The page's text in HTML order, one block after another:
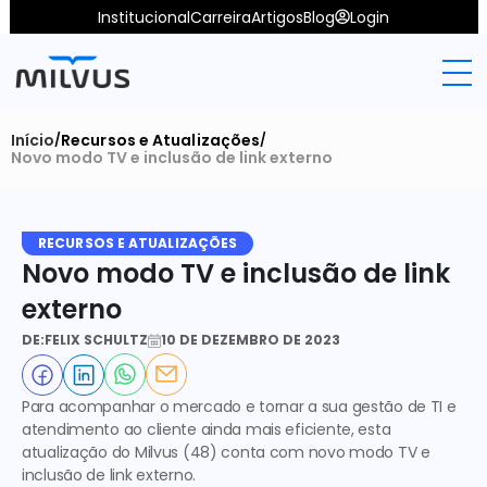
InstitucionalCarreiraArtigosBlog Login
Início/Recursos e Atualizações/
Novo modo TV e inclusão de link externo
RECURSOS E ATUALIZAÇÕES
Novo modo TV e inclusão de link
externo
DE:FELIX SCHULTZ 10 DE DEZEMBRO DE 2023
Para acompanhar o mercado e tornar a sua gestão de TI e
atendimento ao cliente ainda mais eficiente, esta
atualização do Milvus (48) conta com novo modo TV e
inclusão de link externo.